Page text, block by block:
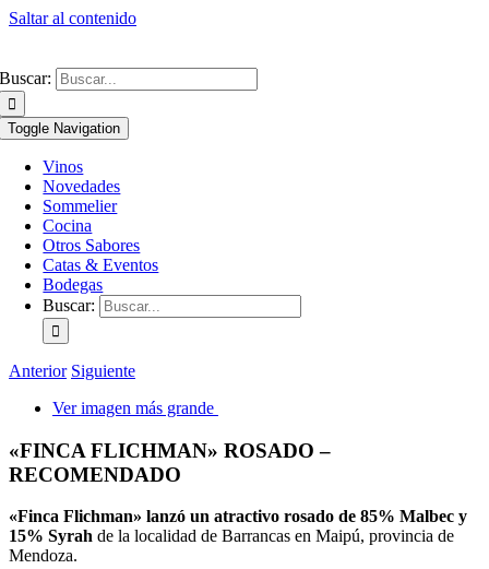
Saltar al contenido
Buscar:
Toggle Navigation
Vinos
Novedades
Sommelier
Cocina
Otros Sabores
Catas & Eventos
Bodegas
Buscar:
Anterior Siguiente
Ver imagen más grande
«FINCA FLICHMAN» ROSADO –
RECOMENDADO
«Finca Flichman» lanzó un atractivo rosado de 85% Malbec y
15% Syrah de la localidad de Barrancas en Maipú, provincia de
Mendoza.